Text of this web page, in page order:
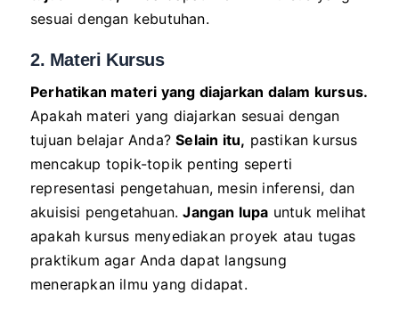
sesuai dengan kebutuhan.
2. Materi Kursus
Perhatikan materi yang diajarkan dalam kursus.
Apakah materi yang diajarkan sesuai dengan
tujuan belajar Anda?Selain itu, pastikan kursus
mencakup topik-topik penting seperti
representasi pengetahuan, mesin inferensi, dan
akuisisi pengetahuan.Jangan lupa untuk melihat
apakah kursus menyediakan proyek atau tugas
praktikum agar Anda dapat langsung
menerapkan ilmu yang didapat.